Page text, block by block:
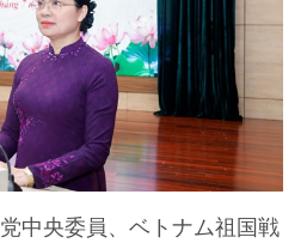
中央委員、ベトナム祖国戦